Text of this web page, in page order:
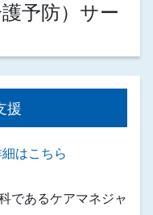
予防）サー
援
はこちら
であるケアマネジャ